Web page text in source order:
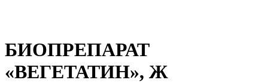
БИОПРЕПАРАТ
«ВЕГЕТАТИН», Ж